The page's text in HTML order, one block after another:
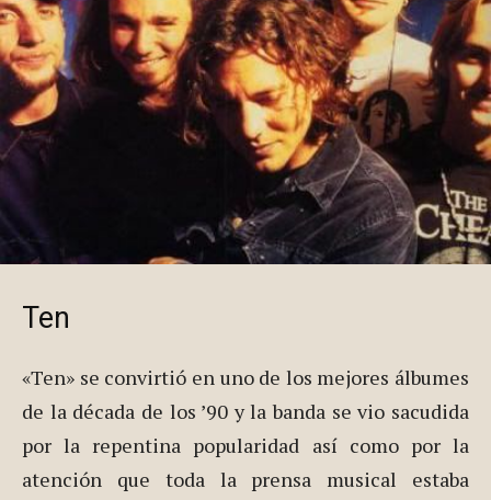
Ten
«Ten» se convirtió en uno de los mejores álbumes
de la década de los ’90 y la banda se vio sacudida
por la repentina popularidad así como por la
atención que toda la prensa musical estaba